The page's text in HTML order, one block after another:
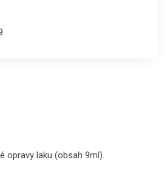
opravy laku (obsah 9ml).